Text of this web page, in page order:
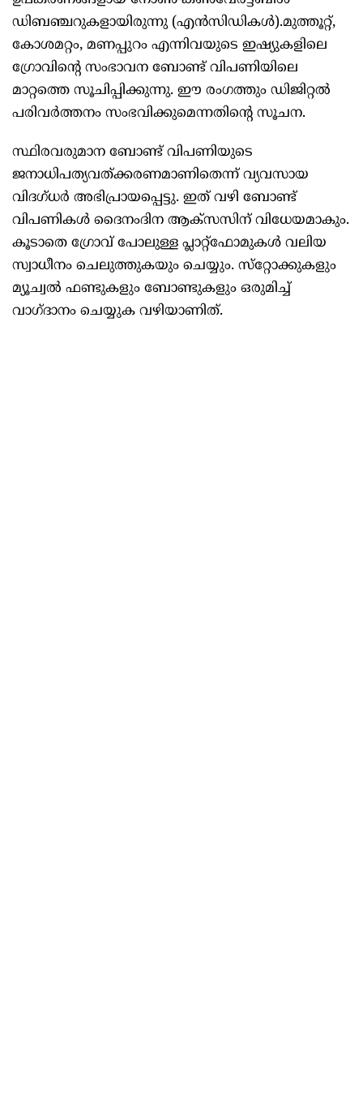
ഡിബഞ്ചറുകളായിരുന്നു (എന്‍സിഡികള്‍).മുത്തൂറ്റ്,
കോശമറ്റം, മണപ്പുറം എന്നിവയുടെ ഇഷ്യുകളിലെ
ഗ്രോവിന്റെ സംഭാവന ബോണ്ട് വിപണിയിലെ
മാറ്റത്തെ സൂചിപ്പിക്കുന്നു. ഈ രംഗത്തും ഡിജിറ്റല്‍
പരിവര്‍ത്തനം സംഭവിക്കുമെന്നതിന്റെ സൂചന.
സ്ഥിരവരുമാന ബോണ്ട് വിപണിയുടെ
ജനാധിപത്യവത്ക്കരണമാണിതെന്ന് വ്യവസായ
വിദഗ്ധര്‍ അഭിപ്രായപ്പെട്ടു. ഇത് വഴി ബോണ്ട്
വിപണികള്‍ ദൈനംദിന ആക്‌സസിന് വിധേയമാകും.
കൂടാതെ ഗ്രോവ് പോലുള്ള പ്ലാറ്റ്‌ഫോമുകള്‍ വലിയ
സ്വാധീനം ചെലുത്തുകയും ചെയ്യും. സ്‌റ്റോക്കുകളും
മ്യൂച്വല്‍ ഫണ്ടുകളും ബോണ്ടുകളും ഒരുമിച്ച്‌
വാഗ്ദാനം ചെയ്യുക വഴിയാണിത്.